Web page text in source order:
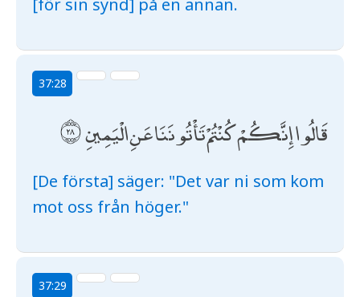
[för sin synd] på en annan.
37:28
قَالُوا إِنَّكُمْ كُنْتُمْ تَأْتُونَنَا عَنِ الْيَمِينِ
[De första] säger: "Det var ni som kom
mot oss från höger."
37:29